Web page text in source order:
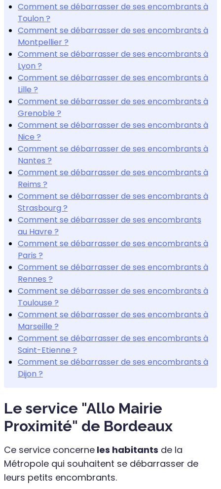
Comment se débarrasser de ses encombrants à
Toulon ?
Comment se débarrasser de ses encombrants à
Montpellier ?
Comment se débarrasser de ses encombrants à
Lyon ?
Comment se débarrasser de ses encombrants à
Lille ?
Comment se débarrasser de ses encombrants à
Grenoble ?
Comment se débarrasser de ses encombrants à
Nice ?
Comment se débarrasser de ses encombrants à
Nantes ?
Comment se débarrasser de ses encombrants à
Reims ?
Comment se débarrasser de ses encombrants à
Strasbourg ?
Comment se débarrasser de ses encombrants
au Havre ?
Comment se débarrasser de ses encombrants à
Paris ?
Comment se débarrasser de ses encombrants à
Rennes ?
Comment se débarrasser de ses encombrants à
Toulouse ?
Comment se débarrasser de ses encombrants à
Marseille ?
Comment se débarrasser de ses encombrants à
Saint-Etienne ?
Comment se débarrasser de ses encombrants à
Dijon ?
Le service "Allo Mairie
Proximité" de Bordeaux
Ce service concerne les habitants de la
Métropole qui souhaitent se débarrasser de
leurs petits encombrants.